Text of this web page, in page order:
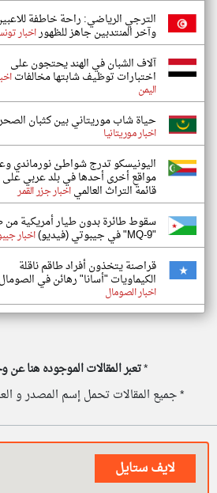
الترجي الرياضي: راحة خاطفة
وآخر المنتدبين جاهز للظهوراخبار
آلاف الشبان في الهند يحتجون على
اختبارات توظيف شابتها مخالفات
اليمن
حياة شاب موريتاني بين كثبان
اخبار موريتانيا
اليونيسكو تدرج شواطئ نورماندي
مواقع أخرى أحدها في بلد عربي على
قائمة التراث العالمياخبار جزر القمر
سقوط طائرة بدون طيار أمريكية من
"MQ-9" في جيبوتي (فيديو) اخبار
قراصنة يتخذون أفراد طاقم ناقلة
الكيماويات "أسانا" رهائن في الصومال
اخبار الصومال
*تعبر المقالات الموجوده هنا عن
* جميع المقالات تحمل إسم المصدر و
لايف ستايل